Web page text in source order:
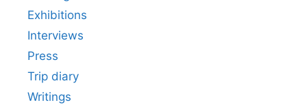
Exhibitions
Interviews
Press
Trip diary
Writings